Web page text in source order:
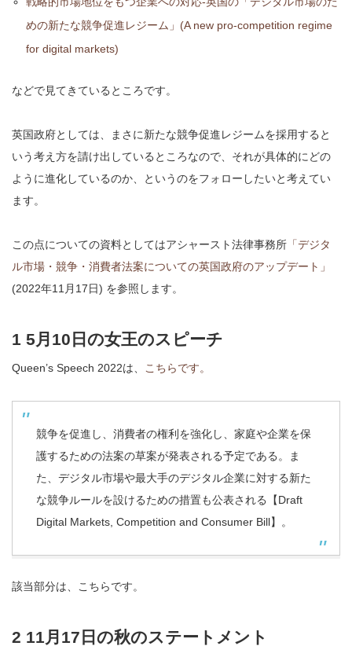
めの新たな競争促進レジーム」(A new pro-competition regime
for digital markets)
などで見てきているところです。
英国政府としては、まさに新たな競争促進レジームを採用すると
いう考え方を請け出しているところなので、それが具体的にどの
ように進化しているのか、というのをフォローしたいと考えてい
ます。
この点についての資料としてはアシャースト法律事務所 「デジタ
ル市場・競争・消費者法案についての英国政府のアップデート」
(2022年11月17日) を参照します。
1 5月10日の女王のスピーチ
Queen’s Speech 2022は、 こちらです。
競争を促進し、消費者の権利を強化し、家庭や企業を保
護するための法案の草案が発表される予定である。ま
た、デジタル市場や最大手のデジタル企業に対する新た
な競争ルールを設けるための措置も公表される【Draft
Digital Markets, Competition and Consumer Bill】。
該当部分は、こちらです。
2 11月17日の秋のステートメント